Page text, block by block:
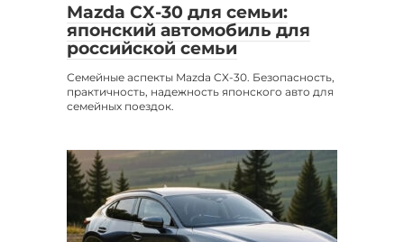
Mazda CX-30 для семьи:
японский автомобиль для
российской семьи
Семейные аспекты Mazda CX-30. Безопасность,
практичность, надежность японского авто для
семейных поездок.